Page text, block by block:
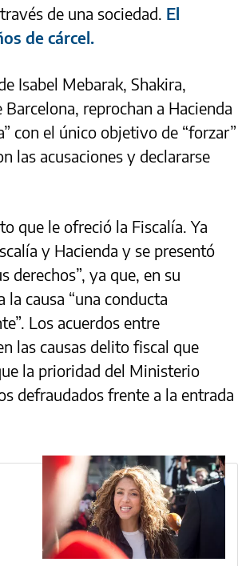
de una sociedad. El
de cárcel.
Isabel Mebarak, Shakira,
reprochan a Hacienda
con el único objetivo de “forzar”
las acusaciones y declararse
que le ofreció la Fiscalía. Ya
y Hacienda y se presentó
derechos”, ya que, en su
causa “una conducta
Los acuerdos entre
las causas delito fiscal que
la prioridad del Ministerio
defraudados frente a la entrada